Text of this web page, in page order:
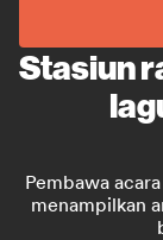
Stasiun
Pembawa
menampilkan